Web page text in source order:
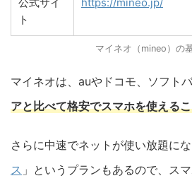
ト
マイネオ（mineo）の
マイネオは、auやドコモ、ソフト
アと比べて格安でスマホを使える
さらに中速でネットが使い放題に
ス 」というプランもあるので、ス